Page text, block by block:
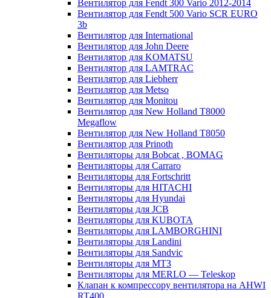
Вентилятор для Fendt 300 Vario 2012-2014
Вентилятор для Fendt 500 Vario SCR EURO
3b
Вентилятор для International
Вентилятор для John Deere
Вентилятор для KOMATSU
Вентилятор для LAMTRAC
Вентилятор для Liebherr
Вентилятор для Metso
Вентилятор для Monitou
Вентилятор для New Holland T8000
Megaflow
Вентилятор для New Holland T8050
Вентилятор для Prinoth
Вентиляторы для Bobcat , BOMAG
Вентиляторы для Carraro
Вентиляторы для Fortschritt
Вентиляторы для HITACHI
Вентиляторы для Hyundai
Вентиляторы для JCB
Вентиляторы для KUBOTA
Вентиляторы для LAMBORGHINI
Вентиляторы для Landini
Вентиляторы для Sandvic
Вентиляторы для МТЗ
Вентиляторы для MERLO — Teleskop
Клапан к компрессору вентилятора на AHWI
RT400